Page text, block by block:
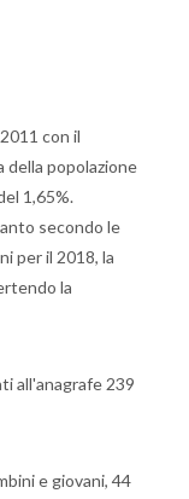
con il
della popolazione
1,65%.
secondo le
per il 2018, la
la
all'anagrafe 239
e giovani, 44